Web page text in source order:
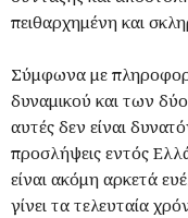
πειθαρχημένη και
Σύμφωνα με
δυναμικού και των
αυτές δεν είναι
προσλήψεις εντός
είναι ακόμη αρκετά
γίνει τα τελευταία